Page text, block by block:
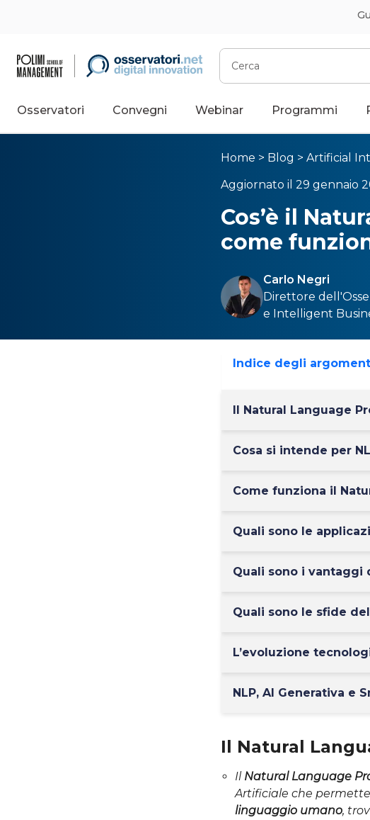
Cerca
Osservatori Convegni Webinar Programmi
Home > Blog > Artificial
Aggiornato il 29 gennaio
Cos’è il
come
Carlo Negri
Direttore
e Intelligent
Indice degli
Il Natural Language
Cosa si intende per
Come funziona il
Quali sono le
Quali sono i vantaggi
Quali sono le sfide
L’evoluzione
NLP, AI Generativa e
Il Natural
Il Natural Language
Artificiale che
linguaggio umano,